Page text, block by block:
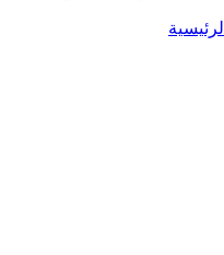
الرئيسية